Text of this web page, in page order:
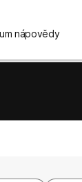
nápovědy